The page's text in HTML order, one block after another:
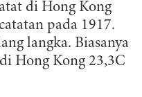
di Hong Kong
pada 1917.
langka. Biasanya
Hong Kong 23,3C